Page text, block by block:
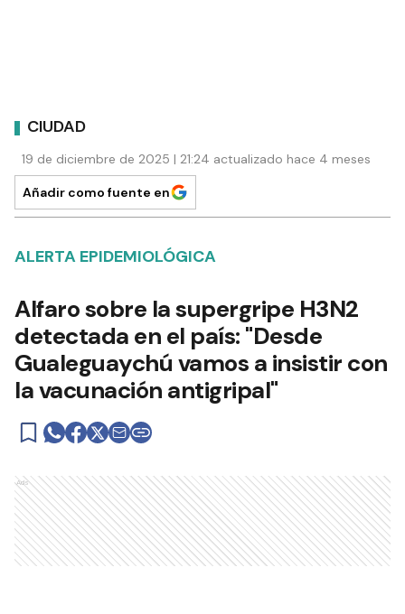
CIUDAD
19 de diciembre de 2025 | 21:24 actualizado hace 4 meses
Añadir como fuente en
ALERTA EPIDEMIOLÓGICA
Alfaro sobre la supergripe H3N2
detectada en el país: "Desde
Gualeguaychú vamos a insistir con
la vacunación antigripal"
Ads